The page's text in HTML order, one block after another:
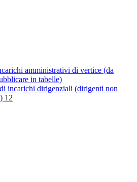
amministrativi di vertice (da
in tabelle)
incarichi dirigenziali (dirigenti non
12